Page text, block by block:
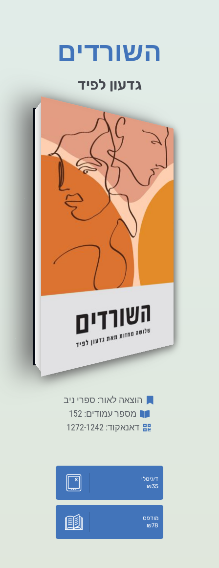
השורדים
גדעון לפיד
הוצאה לאור: ספרי ניב
מספר עמודים: 152
דאנאקוד: 1272-1242
דיגיטלי
₪35
מודפס
₪78